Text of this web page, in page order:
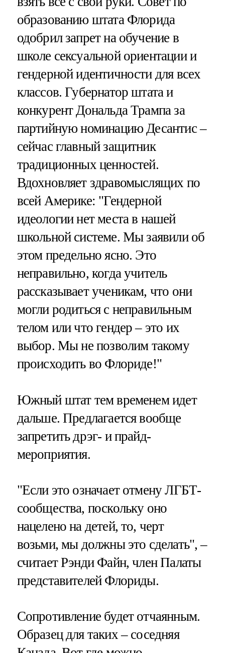
образованию штата Флорида
одобрил запрет на обучение в
школе сексуальной ориентации и
гендерной идентичности для всех
классов. Губернатор штата и
конкурент Дональда Трампа за
партийную номинацию Десантис –
сейчас главный защитник
традиционных ценностей.
Вдохновляет здравомыслящих по
всей Америке: "Гендерной
идеологии нет места в нашей
школьной системе. Мы заявили об
этом предельно ясно. Это
неправильно, когда учитель
рассказывает ученикам, что они
могли родиться с неправильным
телом или что гендер – это их
выбор. Мы не позволим такому
происходить во Флориде!"
Южный штат тем временем идет
дальше. Предлагается вообще
запретить дрэг- и прайд-
мероприятия.
"Если это означает отмену ЛГБТ-
сообщества, поскольку оно
нацелено на детей, то, черт
возьми, мы должны это сделать", –
считает Рэнди Файн, член Палаты
представителей Флориды.
Сопротивление будет отчаянным.
Образец для таких – соседняя